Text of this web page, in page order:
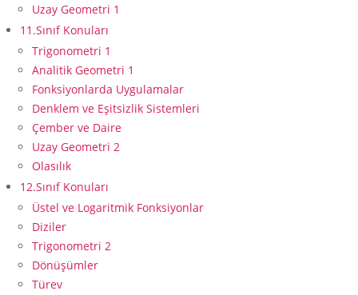
Uzay Geometri 1
11.Sınıf Konuları
Trigonometri 1
Analitik Geometri 1
Fonksiyonlarda Uygulamalar
Denklem ve Eşitsizlik Sistemleri
Çember ve Daire
Uzay Geometri 2
Olasılık
12.Sınıf Konuları
Üstel ve Logaritmik Fonksiyonlar
Diziler
Trigonometri 2
Dönüşümler
Türev